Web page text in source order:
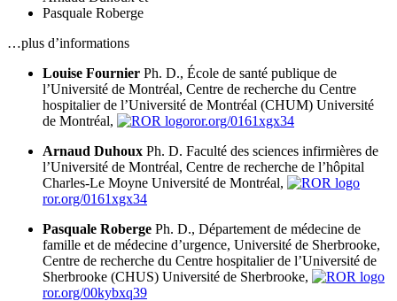
Pasquale Roberge
…plus d’informations
Louise Fournier Ph. D., École de santé publique de
l’Université de Montréal, Centre de recherche du Centre
hospitalier de l’Université de Montréal (CHUM) Université
de Montréal,
ror.org/0161xgx34
Arnaud Duhoux Ph. D. Faculté des sciences infirmières de
l’Université de Montréal, Centre de recherche de l’hôpital
Charles-Le Moyne Université de Montréal,
ror.org/0161xgx34
Pasquale Roberge Ph. D., Département de médecine de
famille et de médecine d’urgence, Université de Sherbrooke,
Centre de recherche du Centre hospitalier de l’Université de
Sherbrooke (CHUS) Université de Sherbrooke,
ror.org/00kybxq39